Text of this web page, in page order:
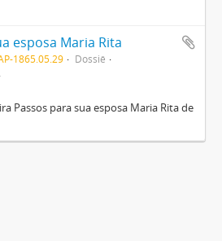
esposa Maria Rita
1865.05.29
Dossiê
Passos para sua esposa Maria Rita de